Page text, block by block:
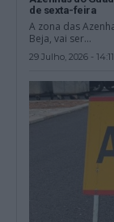
de sexta-feira
A zona das
Beja, vai ser...
29 Julho, 2026 - 14:11